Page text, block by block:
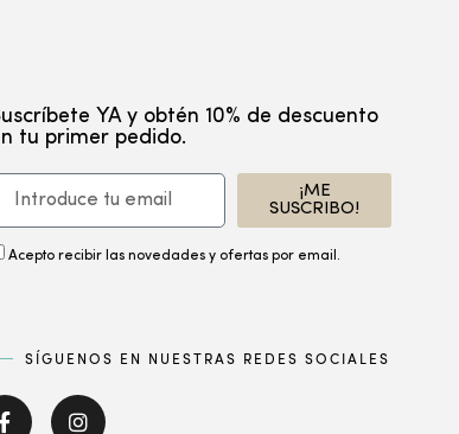
YA y obtén 10% de descuento
tu primer pedido.
Acepto recibir las novedades y ofertas por email.
¡ME
SUSCRIBO!
SÍGUENOS EN NUESTRAS REDES SOCIALES